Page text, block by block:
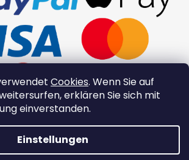
Cookies. Wenn Sie auf
erklären Sie sich mit
einverstanden.
Einstellungen